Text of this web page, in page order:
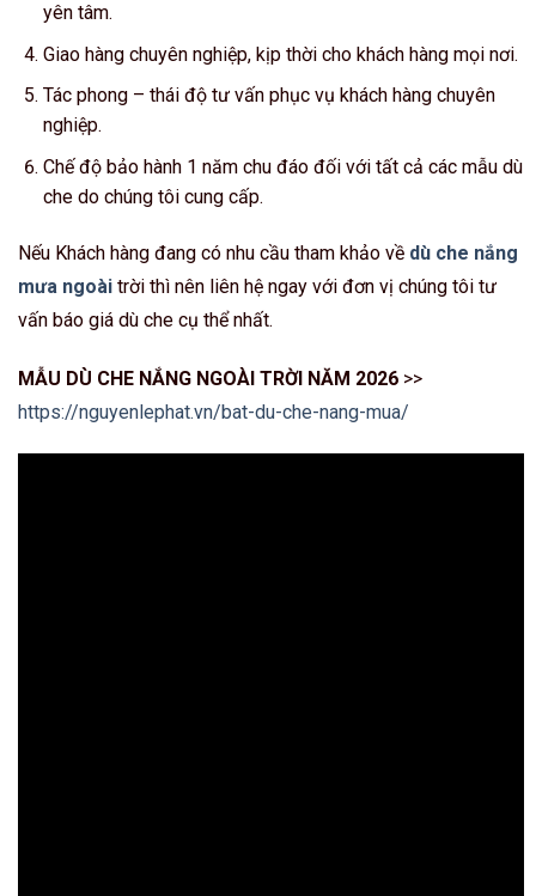
yên tâm.
Giao hàng chuyên nghiệp, kịp thời cho khách hàng mọi nơi.
Tác phong – thái độ tư vấn phục vụ khách hàng chuyên
nghiệp.
Chế độ bảo hành 1 năm chu đáo đối với tất cả các mẫu dù
che do chúng tôi cung cấp.
Nếu Khách hàng đang có nhu cầu tham khảo về dù che nắng
mưa ngoài trời thì nên liên hệ ngay với đơn vị chúng tôi tư
vấn báo giá dù che cụ thể nhất.
MẪU DÙ CHE NẮNG NGOÀI TRỜI NĂM 2026 >>
https://nguyenlephat.vn/bat-du-che-nang-mua/